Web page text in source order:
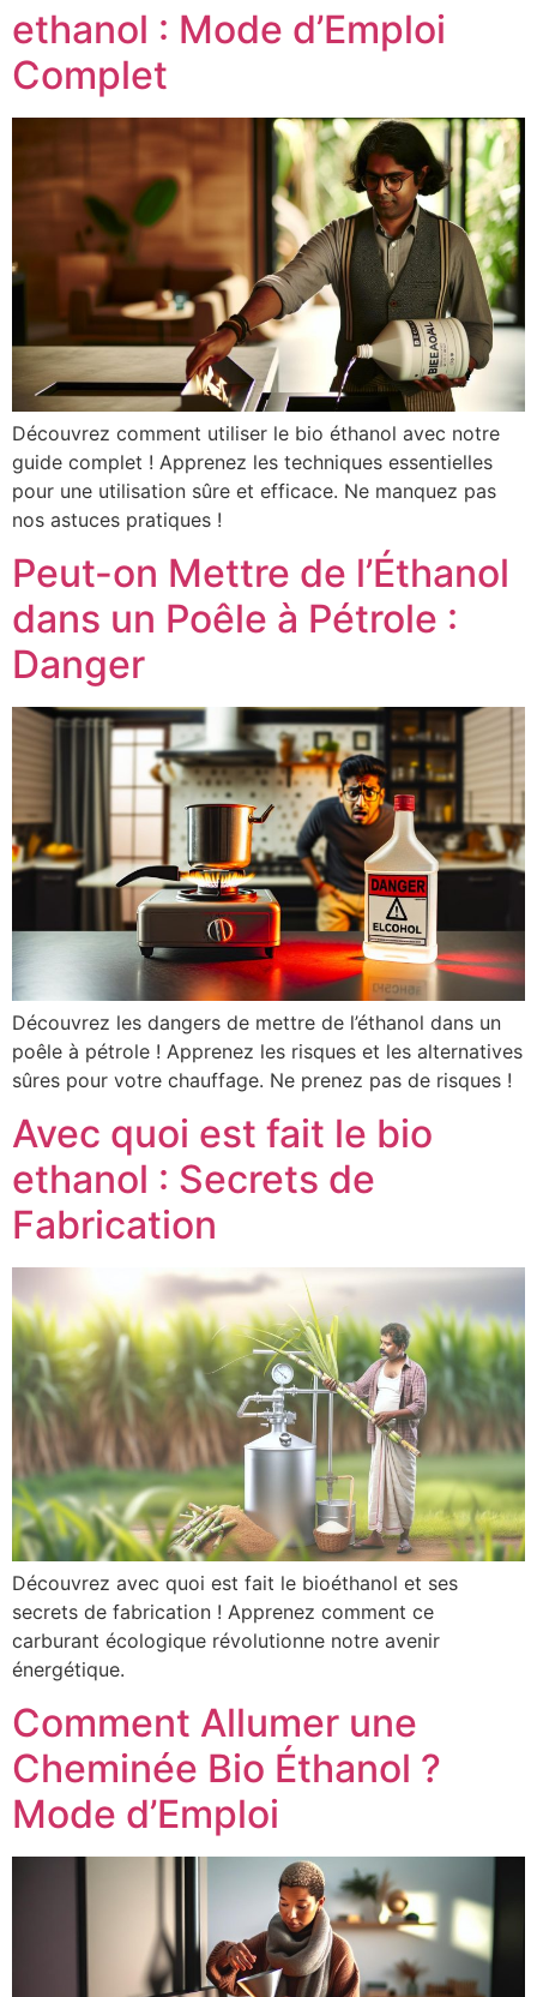
ethanol : Mode d’Emploi
Complet
Découvrez comment utiliser le bio éthanol avec notre
guide complet ! Apprenez les techniques essentielles
pour une utilisation sûre et efficace. Ne manquez pas
nos astuces pratiques !
Peut-on Mettre de l’Éthanol
dans un Poêle à Pétrole :
Danger
Découvrez les dangers de mettre de l’éthanol dans un
poêle à pétrole ! Apprenez les risques et les alternatives
sûres pour votre chauffage. Ne prenez pas de risques !
Avec quoi est fait le bio
ethanol : Secrets de
Fabrication
Découvrez avec quoi est fait le bioéthanol et ses
secrets de fabrication ! Apprenez comment ce
carburant écologique révolutionne notre avenir
énergétique.
Comment Allumer une
Cheminée Bio Éthanol ?
Mode d’Emploi